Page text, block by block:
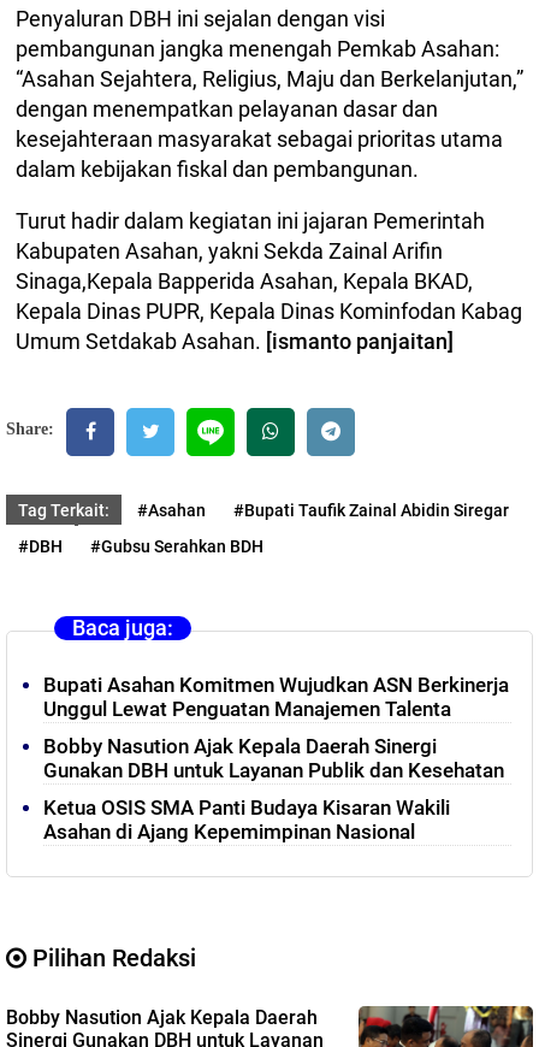
Penyaluran DBH ini sejalan dengan visi
pembangunan jangka menengah Pemkab Asahan:
“Asahan Sejahtera, Religius, Maju dan Berkelanjutan,”
dengan menempatkan pelayanan dasar dan
kesejahteraan masyarakat sebagai prioritas utama
dalam kebijakan fiskal dan pembangunan.
Turut hadir dalam kegiatan ini jajaran Pemerintah
Kabupaten Asahan, yakni Sekda Zainal Arifin
Sinaga,Kepala Bapperida Asahan, Kepala BKAD,
Kepala Dinas PUPR, Kepala Dinas Kominfodan Kabag
Umum Setdakab Asahan. [ismanto panjaitan]
Share:
Tag Terkait: #Asahan
#Bupati Taufik Zainal Abidin Siregar
#DBH
#Gubsu Serahkan BDH
Baca juga:
Bupati Asahan Komitmen Wujudkan ASN Berkinerja
Unggul Lewat Penguatan Manajemen Talenta
Bobby Nasution Ajak Kepala Daerah Sinergi
Gunakan DBH untuk Layanan Publik dan Kesehatan
Ketua OSIS SMA Panti Budaya Kisaran Wakili
Asahan di Ajang Kepemimpinan Nasional
Pilihan Redaksi
Bobby Nasution Ajak Kepala Daerah
Sinergi Gunakan DBH untuk Layanan